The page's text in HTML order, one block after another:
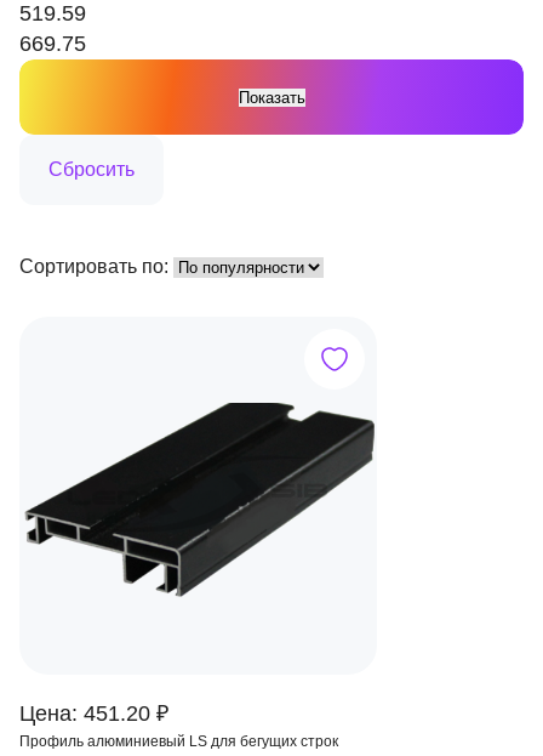
519.59
669.75
Сортировать по:
Цена: 451.20 ₽
Профиль алюминиевый LS для бегущих строк